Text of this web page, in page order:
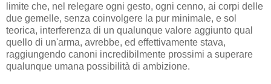
limite che, nel relegare ogni gesto, ogni cenno, ai corpi delle
due gemelle, senza coinvolgere la pur minimale, e sol
teorica, interferenza di un qualunque valore aggiunto qual
quello di un'arma, avrebbe, ed effettivamente stava,
raggiungendo canoni incredibilmente prossimi a superare
qualunque umana possibilità di ambizione.